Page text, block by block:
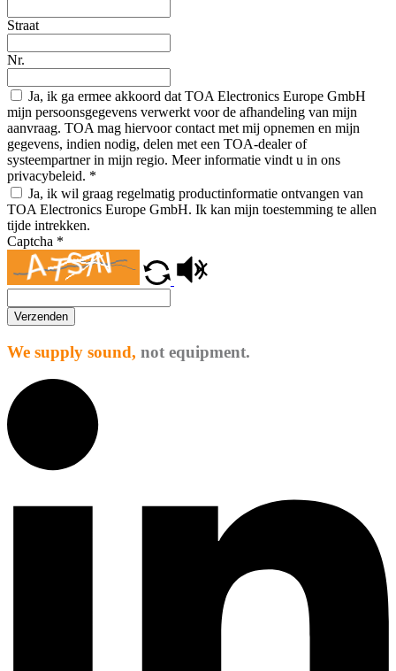
Straat
Nr.
Ja, ik ga ermee akkoord dat TOA Electronics Europe GmbH
mijn persoonsgegevens verwerkt voor de afhandeling van mijn
aanvraag. TOA mag hiervoor contact met mij opnemen en mijn
gegevens, indien nodig, delen met een TOA-dealer of
systeempartner in mijn regio. Meer informatie vindt u in ons
privacybeleid. *
Ja, ik wil graag regelmatig productinformatie ontvangen van
TOA Electronics Europe GmbH. Ik kan mijn toestemming te allen
tijde intrekken.
Captcha *
Verzenden
We supply sound, not equipment.